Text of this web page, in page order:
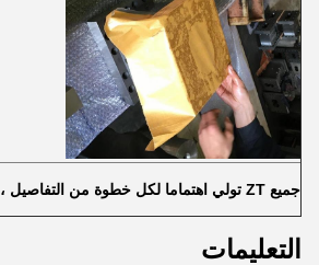
جميع ZT تولي اهتماما لكل خطوة من التفاصيل ، ونحن نتطلع إلى المضي قدما معكم!
التعليمات